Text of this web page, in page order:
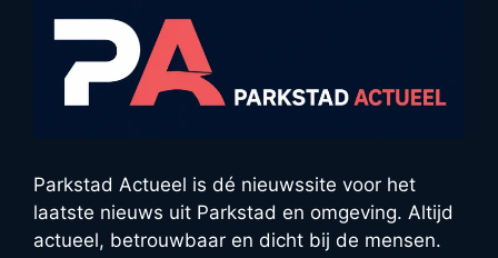
Parkstad Actueel is dé nieuwssite voor het
laatste nieuws uit Parkstad en omgeving. Altijd
actueel, betrouwbaar en dicht bij de mensen.